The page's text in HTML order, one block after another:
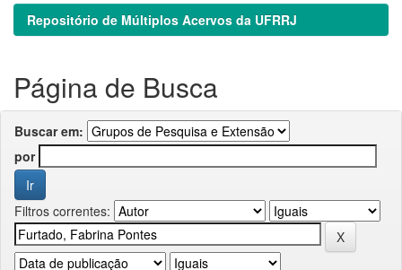
Repositório de Múltiplos Acervos da UFRRJ
Página de Busca
Buscar em:
por
Filtros correntes: